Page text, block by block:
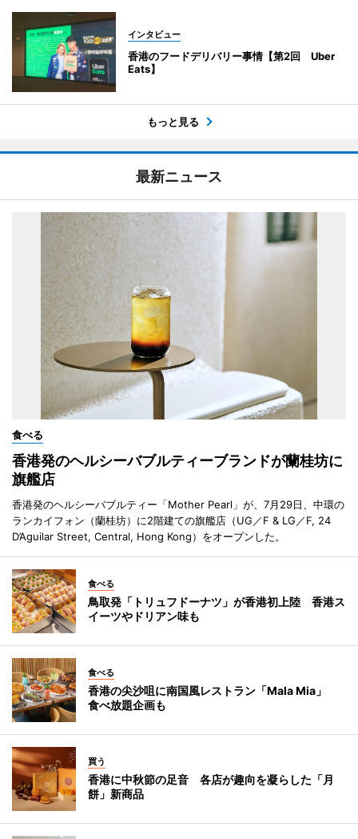
インタビュー
香港のフードデリバリー事情【第2回 Uber
Eats】
もっと見る
最新ニュース
食べる
香港発のヘルシーバブルティーブランドが蘭桂坊に
旗艦店
香港発のヘルシーバブルティー「Mother Pearl」が、7月29日、中環の
ランカイフォン（蘭桂坊）に2階建ての旗艦店（UG／F & LG／F, 24
D’Aguilar Street, Central, Hong Kong）をオープンした。
食べる
鳥取発「トリュフドーナツ」が香港初上陸 香港ス
イーツやドリアン味も
食べる
香港の尖沙咀に南国風レストラン「Mala Mia」
食べ放題企画も
買う
香港に中秋節の足音 各店が趣向を凝らした「月
餅」新商品